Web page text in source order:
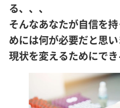
る、、、
そんなあなたが自信を
めには何が必要だと思
現状を変えるためにで